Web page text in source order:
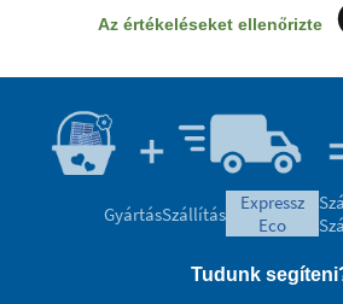
Az értékeléseket ellenőrizte
GyártásSzállítás
expressz
eco
Tudunk